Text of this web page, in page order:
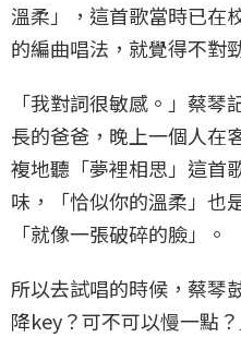
溫柔」，這首歌當時已在
的編曲唱法，就覺得不對
「我對詞很敏感。」蔡
長的爸爸，晚上一個人在
複地聽「夢裡相思」這首
味，「恰似你的溫柔」也
「就像一張破碎的臉」。
所以去試唱的時候，蔡琴
降key？可不可以慢一點？